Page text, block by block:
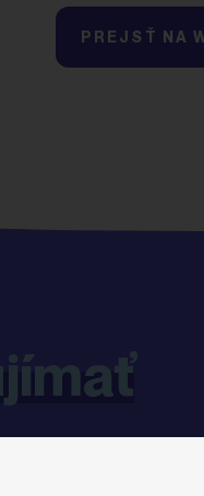
PREJSŤ NA